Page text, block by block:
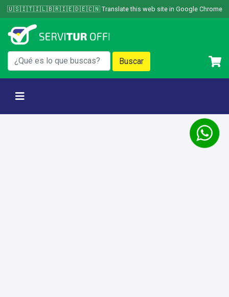
Skip
to
content
🇺🇸🇮🇹🇮🇱🇧🇷🇮🇪🇩🇪🇨🇳 Translate this web site in Google Chrome